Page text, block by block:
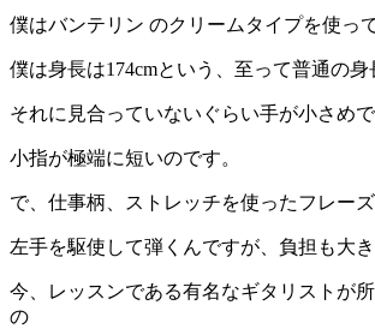
僕はバンテリン のクリームタイプを使っ
僕は身長は174cmという、至って普通の身
それに見合っていないぐらい手が小さめ
小指が極端に短いのです。
で、仕事柄、ストレッチを使ったフレー
左手を駆使して弾くんですが、負担も大き
今、レッスンである有名なギタリストが
の